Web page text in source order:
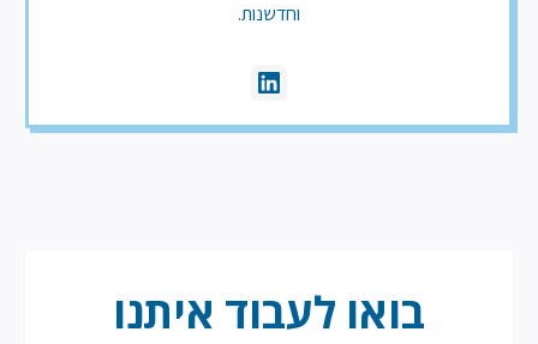
וחדשנות.
video
file
בואו לעבודאיתנו